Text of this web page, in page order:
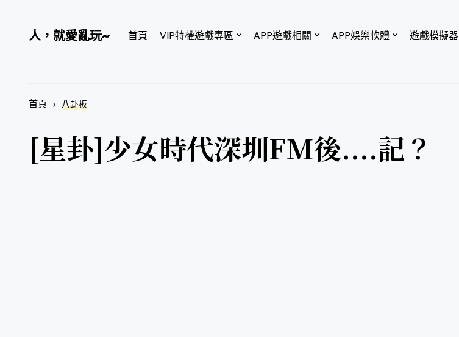
人，就愛亂玩~ 首頁 VIP特權遊戲專區 APP遊戲相關 APP娛樂軟體 遊戲模擬器
首頁 八卦板
[星卦]少女時代深圳FM後....記？